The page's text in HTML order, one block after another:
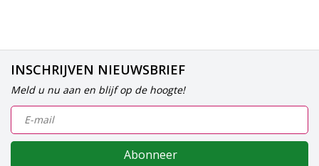
INSCHRIJVEN NIEUWSBRIEF
Meld u nu aan en blijf op de hoogte!
Abonneer